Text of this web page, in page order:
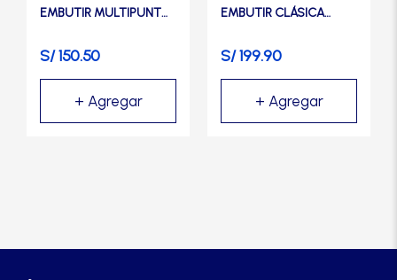
EMBUTIR MULTIPUNTO
S/150.50
EMBUTIR CLÁSICA
X50, NEGRO MATE-
TRVX
S/199.90